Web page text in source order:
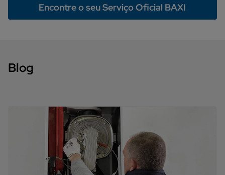
Encontre o seu Serviço Oficial BAXI
Blog